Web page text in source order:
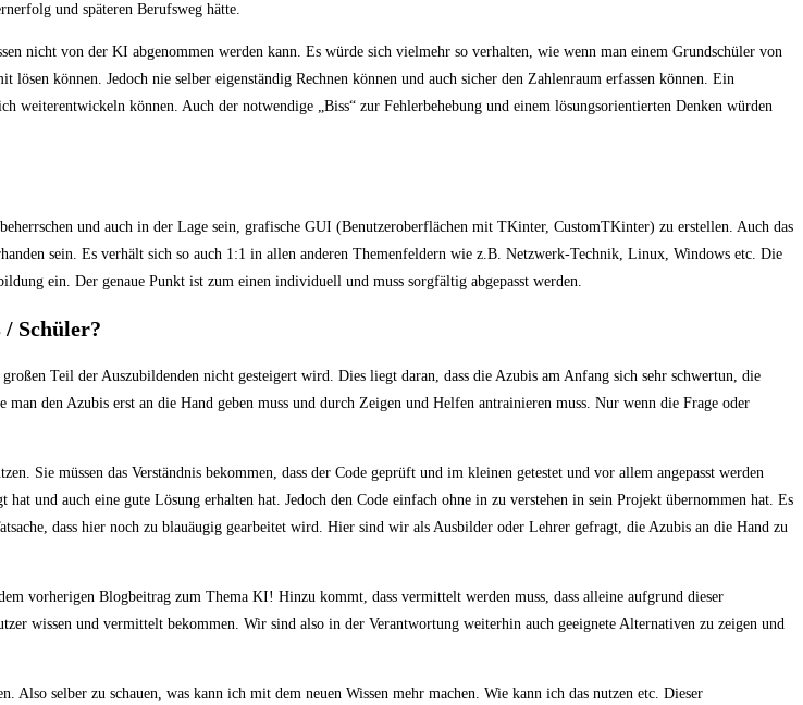
und späteren Berufsweg hätte.
nicht von der KI abgenommen werden kann. Es würde sich vielmehr so verhalten, wie wenn man einem Grundschüler von
können. Jedoch nie selber eigenständig Rechnen können und auch sicher den Zahlenraum erfassen können. Ein
weiterentwickeln können. Auch der notwendige „Biss“ zur Fehlerbehebung und einem lösungsorientierten Denken würden
und auch in der Lage sein, grafische GUI (Benutzeroberflächen mit TKinter, CustomTKinter) zu erstellen. Auch das
sein. Es verhält sich so auch 1:1 in allen anderen Themenfeldern wie z.B. Netzwerk-Technik, Linux, Windows etc. Die
ein. Der genaue Punkt ist zum einen individuell und muss sorgfältig abgepasst werden.
Schüler?
Teil der Auszubildenden nicht gesteigert wird. Dies liegt daran, dass die Azubis am Anfang sich sehr schwertun, die
den Azubis erst an die Hand geben muss und durch Zeigen und Helfen antrainieren muss. Nur wenn die Frage oder
Sie müssen das Verständnis bekommen, dass der Code geprüft und im kleinen getestet und vor allem angepasst werden
und auch eine gute Lösung erhalten hat. Jedoch den Code einfach ohne in zu verstehen in sein Projekt übernommen hat. Es
dass hier noch zu blauäugig gearbeitet wird. Hier sind wir als Ausbilder oder Lehrer gefragt, die Azubis an die Hand zu
vorherigen Blogbeitrag zum Thema KI! Hinzu kommt, dass vermittelt werden muss, dass alleine aufgrund dieser
wissen und vermittelt bekommen. Wir sind also in der Verantwortung weiterhin auch geeignete Alternativen zu zeigen und
selber zu schauen, was kann ich mit dem neuen Wissen mehr machen. Wie kann ich das nutzen etc. Dieser